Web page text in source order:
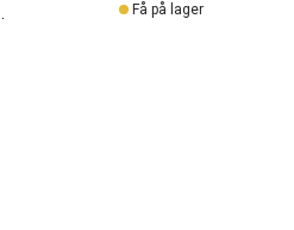
Herre
Få på lager